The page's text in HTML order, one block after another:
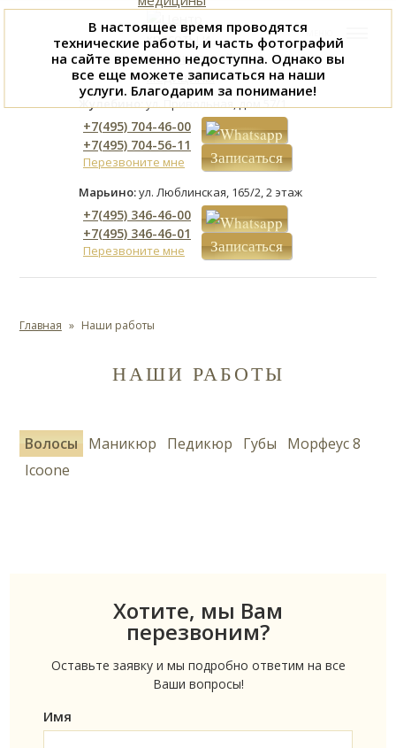
В настоящее время проводятся
технические работы, и часть фотографий
на сайте временно недоступна. Однако вы
все еще можете записаться на наши
услуги. Благодарим за понимание!
Жулебино:ул. Привольная, дом 57/1
+7(495) 704-46-00
+7(495) 704-56-11
Перезвоните мне Записаться
Марьино:ул. Люблинская, 165/2, 2 этаж
+7(495) 346-46-00
+7(495) 346-46-01
Перезвоните мне Записаться
МЕНЮ
Главная Наши работы
НАШИ РАБОТЫ
Волосы Маникюр Педикюр Губы
Морфеус 8
Icoone
Хотите, мы Вам
перезвоним?
Оставьте заявку и мы подробно ответим на все
Ваши вопросы!
Имя